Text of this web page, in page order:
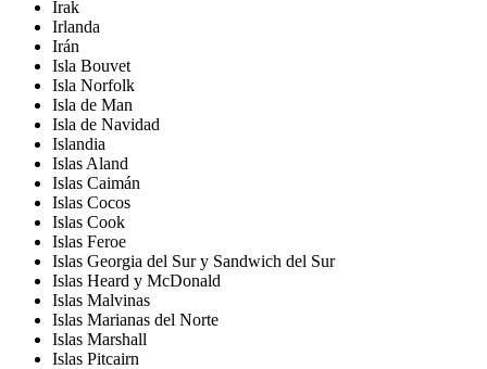
Irak
Irlanda
Irán
Isla Bouvet
Isla Norfolk
Isla de Man
Isla de Navidad
Islandia
Islas Aland
Islas Caimán
Islas Cocos
Islas Cook
Islas Feroe
Islas Georgia del Sur y Sandwich del Sur
Islas Heard y McDonald
Islas Malvinas
Islas Marianas del Norte
Islas Marshall
Islas Pitcairn